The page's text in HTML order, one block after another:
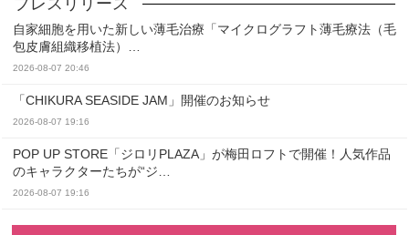
自家細胞を用いた新しい薄毛治療「マイクログラフト薄毛療法（毛
包皮膚組織移植法）…
2026-08-07 20:46
「CHIKURA SEASIDE JAM」開催のお知らせ
2026-08-07 19:16
POP UP STORE「ジロリPLAZA」が梅田ロフトで開催！人気作品
のキャラクターたちが“ジ…
2026-08-07 19:16